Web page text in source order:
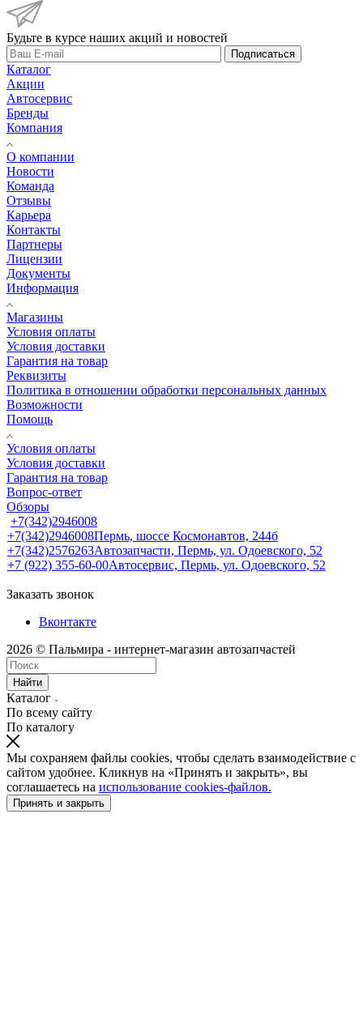
Будьте в курсе наших акций и новостей
Подписаться
Каталог
Акции
Автосервис
Бренды
Компания
О компании
Новости
Команда
Отзывы
Карьера
Контакты
Партнеры
Лицензии
Документы
Информация
Магазины
Условия оплаты
Условия доставки
Гарантия на товар
Реквизиты
Политика в отношении обработки персональных данных
Возможности
Помощь
Условия оплаты
Условия доставки
Гарантия на товар
Вопрос-ответ
Обзоры
+7(342)2946008
+7(342)2946008Пермь, шоссе Космонавтов, 244б
+7(342)2576263Автозапчасти, Пермь, ул. Одоевского, 52
+7 (922) 355-60-00Автосервис, Пермь, ул. Одоевского, 52
Заказать звонок
Вконтакте
2026 © Пальмира - интернет-магазин автозапчастей
Найти
Каталог
По всему сайту
По каталогу
Мы сохраняем файлы cookies, чтобы сделать взаимодействие с
сайтом удобнее. Кликнув на «Принять и закрыть», вы
соглашаетесь на использование cookies-файлов.
Принять и закрыть